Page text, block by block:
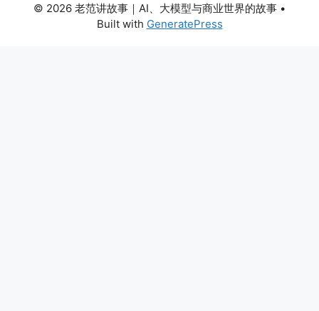
© 2026 老范讲故事｜AI、大模型与商业世界的故事 •
Built with GeneratePress